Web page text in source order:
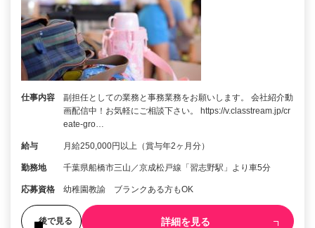
仕事内容
副担任としての業務と事務業務をお願いします。 会社紹介動
画配信中！お気軽にご相談下さい。 https://v.classtream.jp/cr
eate-gro…
給与 月給250,000円以上（賞与年2ヶ月分）
勤務地 千葉県船橋市三山／京成松戸線「習志野駅」より車5分
応募資格 幼稚園教諭 ブランクある方もOK
後で見る 詳細を見る